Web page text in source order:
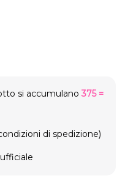
si accumulano375 =
di spedizione)